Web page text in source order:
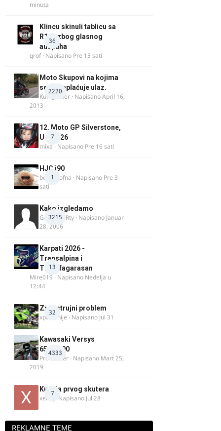
minuta
36
Klincu skinuli tablicu sa
R125 zbog glasnog
auspuha
grof· Napisano Pre 15 sati
2220
Moto Skupovi na kojima
se ne naplaćuje ulaz.
Kum_Mixer · NapisanoApril 16,
2013
7
12. Moto GP Silverstone,
UK, 2026
mixa · Napisano Pre 16 sati
1
HJC i90
bobi_krofna · Napisano Pre 3
sati
3215
Kako izgledamo
Guest diRRty · Napisano Januar
28, 2006
13
Karpati 2026 -
Transalpina i
Transfagarasan
Mire019 · Napisano Nedelja u
12:44
32
Zx9r strujni problem
xpetronije · Napisano Jul 31
4333
Kawasaki Versys
650/1000
ProMaster · Napisano Mart 25,
2019
7
Kupnja prvog skutera
xertq · Napisano Jul 28
REKLAMNE TEME